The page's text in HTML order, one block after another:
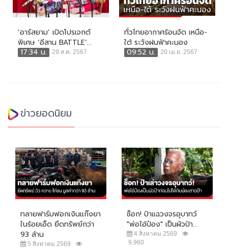
‘อาร์สยาม’ เปิดโปรเจกต์
พิเศษ ‘อีสาน BATTLE’...
17:34 น.
29 ส.ค. 2567
ทั่วไทยอากาศร้อนจัด เหนือ-
ใต้ ระวังฝนฟ้าคะนอง
09:52 น.
20 เม.ย. 2567
ข่าวยอดนิยม
ทลายฟาร์มฟอกเงินแก๊งยา
ในร้อยเอ็ด ยึดทรัพย์กว่า
93 ล้าน
5 สิงหาคม 2569
ช็อก! ป้าแฉวงจรอุบาทว์
"พ่อไอ้ป๋อง" เป็นผัวป้า...
4 สิงหาคม 2569
9,960